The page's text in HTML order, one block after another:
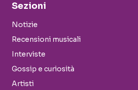
Sezioni
Notizie
Recensioni musicali
Interviste
Gossip e curiosità
Artisti